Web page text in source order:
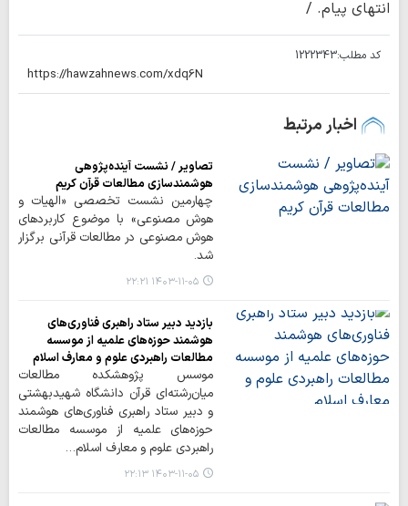
انتهای پیام. /
کد مطلب:1222343
اخبار مرتبط
تصاویر / نشست آینده‌پژوهی
هوشمندسازی مطالعات قرآن کریم
چهارمین نشست تخصصی «الهیات و
هوش مصنوعی» با موضوع کاربردهای
هوش مصنوعی در مطالعات قرآنی برگزار
شد.
۱۴۰۳-۱۱-۰۵ ۲۲:۲۱
بازدید دبیر ستاد راهبری فناوری‌های
هوشمند حوزه‌های علمیه از موسسه
مطالعات راهبردی علوم و معارف اسلام
موسس پژوهشکده مطالعات
میان‌رشته‌ای قرآن دانشگاه شهیدبهشتی
و دبیر ستاد راهبری فناوری‌های هوشمند
حوزه‌های علمیه از موسسه مطالعات
راهبردی علوم و معارف اسلام…
۱۴۰۳-۱۱-۰۵ ۲۲:۱۳